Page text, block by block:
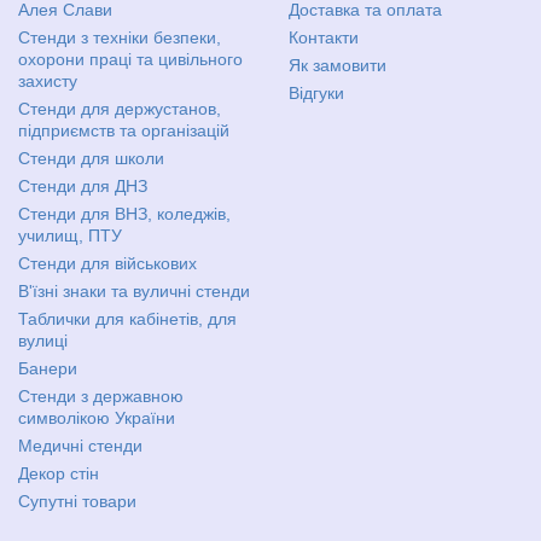
Алея Слави
Стенди з техніки безпеки,
охорони праці та цивільного
захисту
Стенди для держустанов,
підприємств та організацій
Стенди для школи
Стенди для ДНЗ
Стенди для ВНЗ, коледжів,
училищ, ПТУ
Стенди для військових
В'їзні знаки та вуличні стенди
Таблички для кабінетів, для
вулиці
Банери
Стенди з державною
символікою України
Медичні стенди
Декор стін
Супутні товари
Доставка та оплата
Контакти
Як замовити
Відгуки